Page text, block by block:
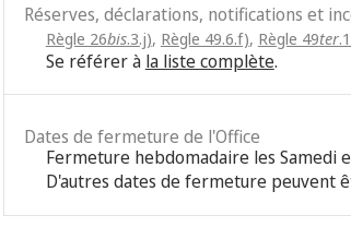
Réserves, déclarations, notifications et
Règle 26bis.3.j), Règle 49.6.f), Règle 49ter
Se référer à la liste complète.
Dates de fermeture de l'Office
Fermeture hebdomadaire les Samedi
D'autres dates de fermeture peuvent